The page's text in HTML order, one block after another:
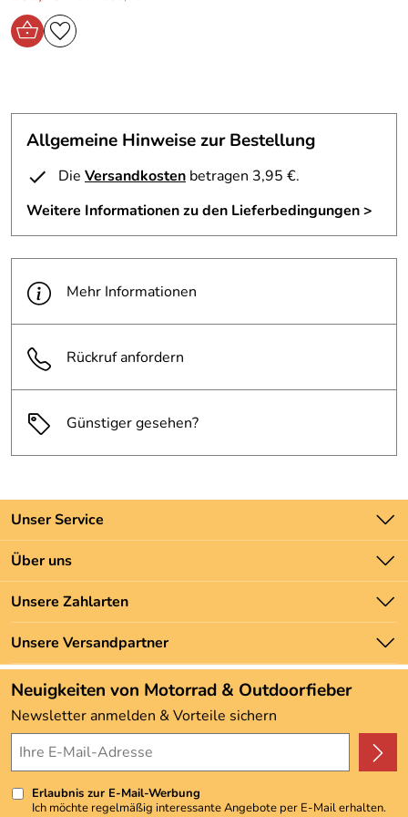
• Metallrohr aus deutscher Stahlschmiede
• Hochwertige Metallbeschichtung
• Umfangreiche, leicht verständliche Anbauleitung
Steinmauer 6 66955 Pirmasens Deutschland,
www.hepco-becker.de
Allgemeine Hinweise zur Bestellung
Die Versandkosten betragen 3,95 €.
Weitere Informationen zu den Lieferbedingungen >
Mehr Informationen
Rückruf anfordern
Günstiger gesehen?
Unser Service
Kontakt
Batteriegesetz
Newsletter
Zahlung und Versand
Über uns
Unsere Bestseller
Marken
Neu
Angebote
Kundenbewertungen (3.492)
4,9/5*****
Unsere Zahlarten
Unsere Versandpartner
Neuigkeiten von Motorrad & Outdoorfieber
Newsletter anmelden & Vorteile sichern
Erlaubnis zur E-Mail-Werbung
Ich möchte regelmäßig interessante Angebote per E-Mail erhalten.